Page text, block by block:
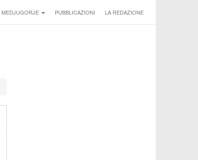
MEDJUGORJE PUBBLICAZIONI LA REDAZIONE